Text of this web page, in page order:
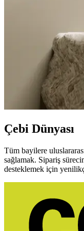
Çebi Dünyası
Tüm bayilere
sağlamak. Sipariş
desteklemek için